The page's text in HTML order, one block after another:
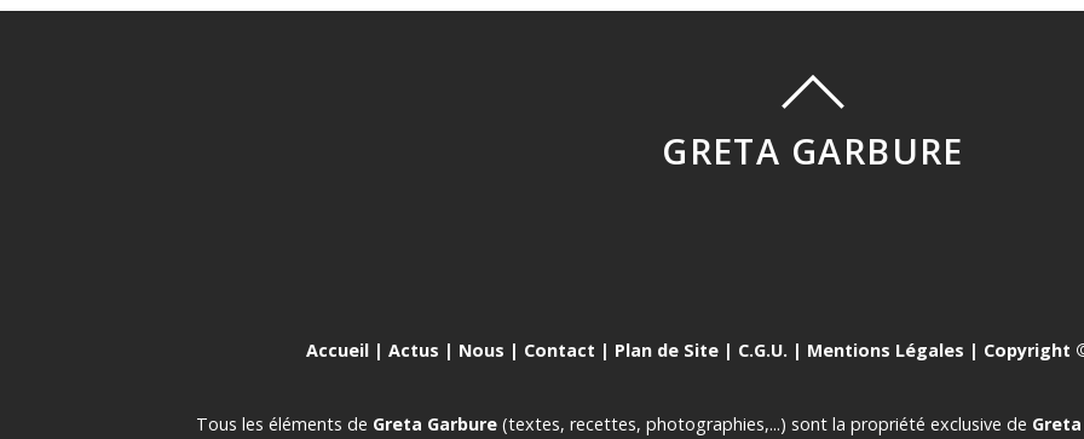
GRETA GARBURE
Accueil | Actus | Nous | Contact | Plan de Site | C.G.U. | Mentions Légales | Copyright
Tous les éléments de Greta Garbure (textes, recettes, photographies,...) sont la propriété exclusive de